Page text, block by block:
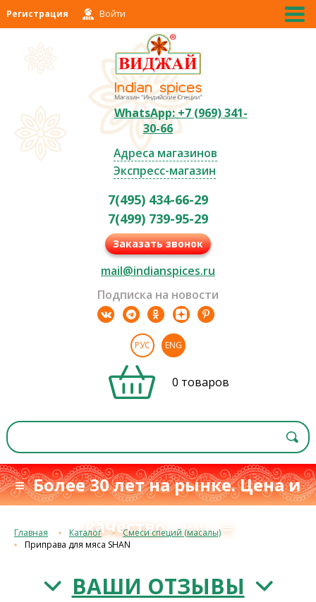
Регистрация Войти
WhatsApp: +7 (969) 341-
30-66
Адреса магазинов
Экспресс-магазин
7(495) 434-66-29
7(499) 739-95-29
Заказать звонок
mail@indianspices.ru
Подписка на новости
РУС ENG
0 товаров
≡ Более 30 лет на рынке. Цена и
качествос 1993 г.≡
Главная Каталог
Смеси специй (масалы)
Приправа для мяса SHAN
ВАШИ ОТЗЫВЫ